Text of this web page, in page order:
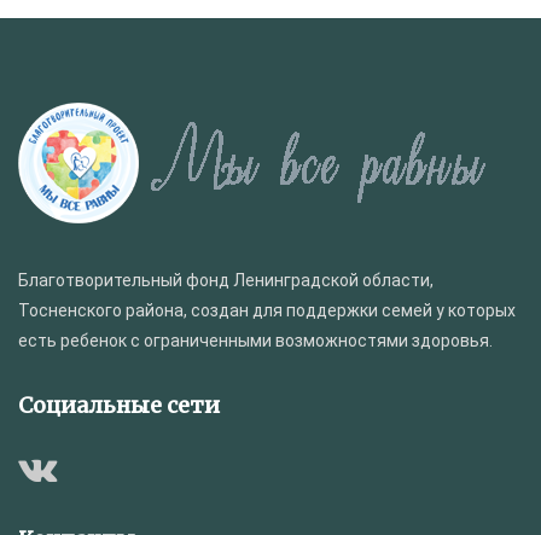
Благотворительный фонд Ленинградской области,
Тосненского района, создан для поддержки семей у которых
есть ребенок с ограниченными возможностями здоровья.
Социальные сети